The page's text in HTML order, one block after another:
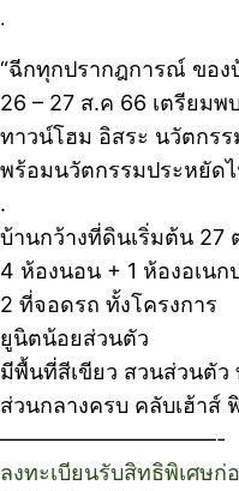
.
“ฉีกทุกปรากฎการณ์ ของ
26 – 27 ส.ค 66 เตรียมพ
ทาวน์โฮม อิสระ นวัตกร
พร้อมนวัตกรรมประหยัด
.
บ้านกว้างที่ดินเริ่มต้น 27
4 ห้องนอน + 1 ห้องอเนก
2 ที่จอดรถ ทั้งโครงการ
ยูนิตน้อยส่วนตัว
มีพื้นที่สีเขียว สวนส่วนตัว
ส่วนกลางครบ คลับเฮ้าส์
——————————-
ลงทะเบียนรับสิทธิพิเศษก่